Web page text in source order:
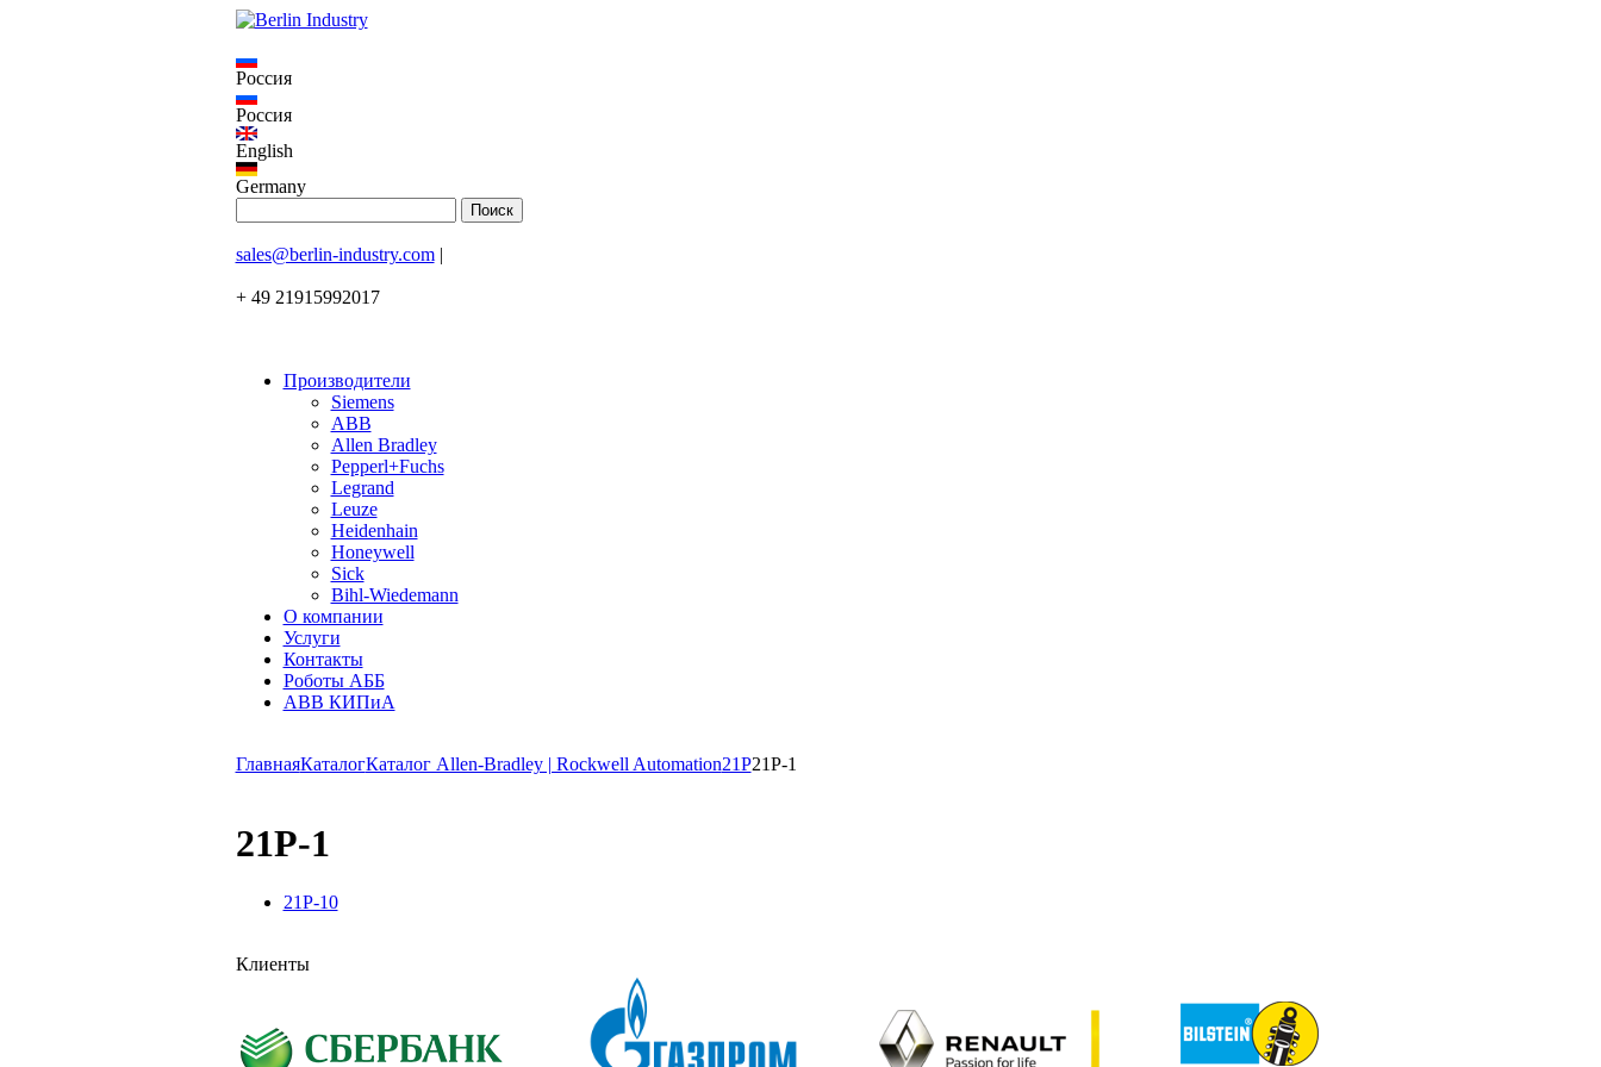
Россия
Россия
English
Germany
sales@berlin-industry.com|
+ 49 21915992017
Производители
Siemens
ABB
Allen Bradley
Pepperl+Fuchs
Legrand
Leuze
Heidenhain
Honeywell
Sick
Bihl-Wiedemann
О компании
Услуги
Контакты
Роботы АББ
ABB КИПиА
ГлавнаяКаталогКаталог Allen-Bradley | Rockwell Automation21P21P-1
21P-1
21P-10
Клиенты